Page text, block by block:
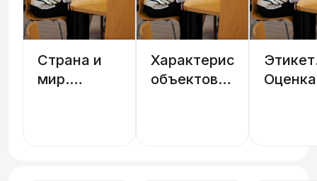
Страна и
мир.
Характеристика
объектов и